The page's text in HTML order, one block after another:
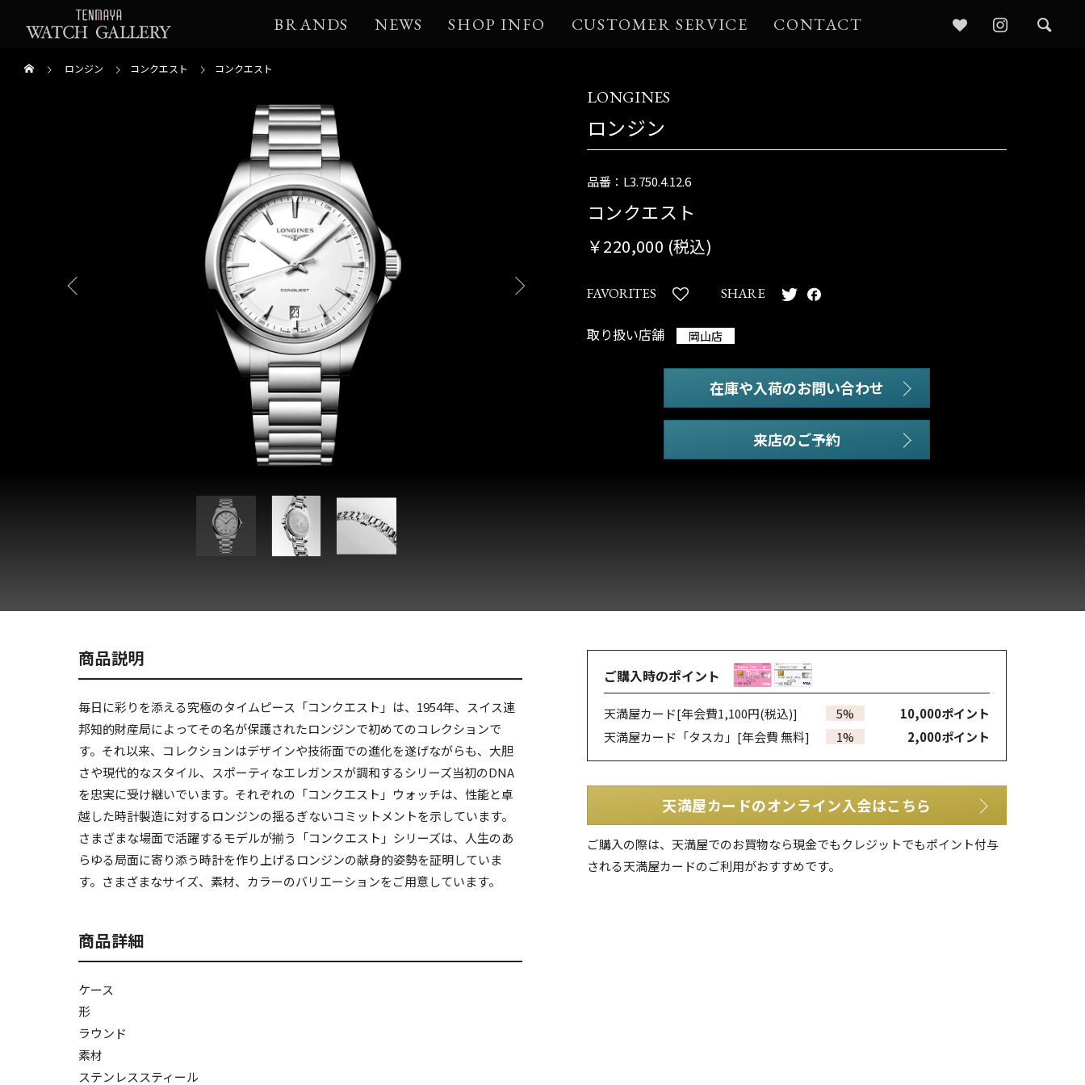
BRANDS NEWS SHOP INFO CUSTOMER SERVICE CONTACT
ロンジン コンクエスト コンクエスト
LONGINES
ロンジン
品番：L3.750.4.12.6
コンクエスト
￥220,000 (税込)
FAVORITES SHARE
取り扱い店舗 岡山店
在庫や入荷のお問い合わせ
商品説明
毎日に彩りを添える究極のタイムピース「コンクエスト」は、1954年、スイス連
邦知的財産局によってその名が保護されたロンジンで初めてのコレクションで
す。それ以来、コレクションはデザインや技術面での進化を遂げながらも、大胆
さや現代的なスタイル、スポーティなエレガンスが調和するシリーズ当初のDNA
を忠実に受け継いでいます。それぞれの「コンクエスト」ウォッチは、性能と卓
越した時計製造に対するロンジンの揺るぎないコミットメントを示しています。
さまざまな場面で活躍するモデルが揃う「コンクエスト」シリーズは、人生のあ
らゆる局面に寄り添う時計を作り上げるロンジンの献身的姿勢を証明していま
す。さまざまなサイズ、素材、カラーのバリエーションをご用意しています。
商品詳細
ケース
形
ラウンド
素材
ステンレススティール
ご購入時のポイント
天満屋カード[年会費1,100円(税込)] 5% 10,000ポイント
天満屋カード「タスカ」 [年会費 無料] 1% 2,000ポイント
天満屋カードのオンライン入会はこちら
ご購入の際は、天満屋でのお買物なら現金でもクレジットでもポイント付与
される天満屋カードのご利用がおすすめです。